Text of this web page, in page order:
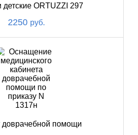
ORTUZZI 297
2250 руб.
доврачебной помощи